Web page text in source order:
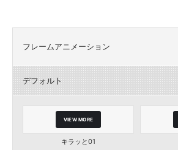
フレームアニメーション
デフォルト
VIEW MORE
キラッと01